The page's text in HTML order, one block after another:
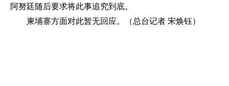
阿努廷随后要求将此事追究到底。
柬埔寨方面对此暂无回应。（总台记者 宋焕钰）